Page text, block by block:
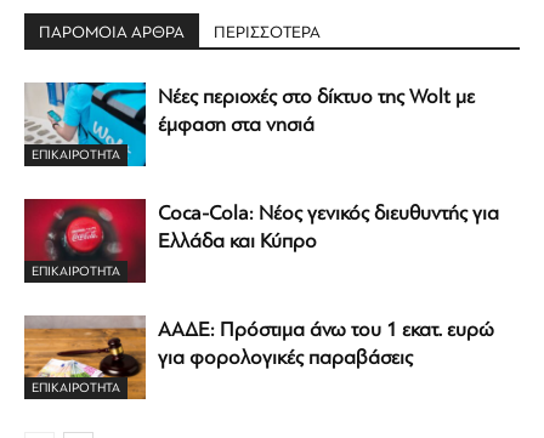
ΠΑΡΟΜΟΙΑ ΑΡΘΡΑ ΠΕΡΙΣΣΟΤΕΡΑ
ΕΠΙΚΑΙΡΟΤΗΤΑ
Νέες περιοχές στο δίκτυο της Wolt με
έμφαση στα νησιά
ΕΠΙΚΑΙΡΟΤΗΤΑ
Coca-Cola: Νέος γενικός διευθυντής για
Ελλάδα και Κύπρο
ΕΠΙΚΑΙΡΟΤΗΤΑ
ΑΑΔΕ: Πρόστιμα άνω του 1 εκατ. ευρώ
για φορολογικές παραβάσεις